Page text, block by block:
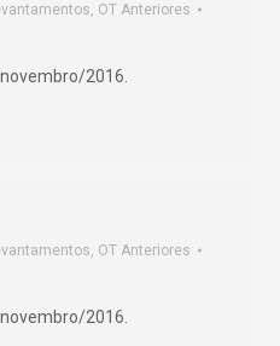
, OT Anteriores
2016.
, OT Anteriores
2016.